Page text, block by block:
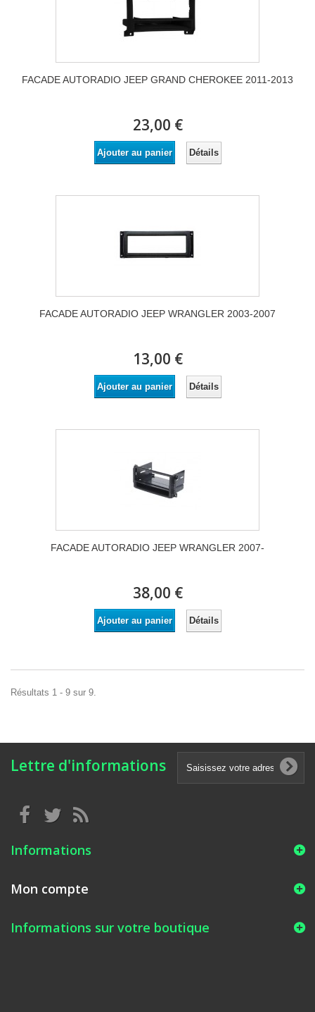
FACADE AUTORADIO JEEP GRAND CHEROKEE 2011-2013
23,00 €
Ajouter au panier Détails
FACADE AUTORADIO JEEP WRANGLER 2003-2007
13,00 €
Ajouter au panier Détails
FACADE AUTORADIO JEEP WRANGLER 2007-
38,00 €
Ajouter au panier Détails
Résultats 1 - 9 sur 9.
Lettre d'informations
Informations
Mon compte
Informations sur votre boutique